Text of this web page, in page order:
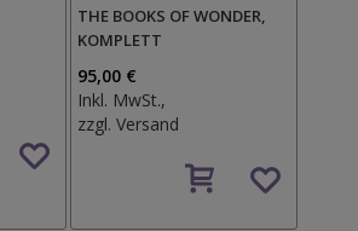
den
THE BOOKS OF WONDER,
KOMPLETT
95,00 €
Inkl. MwSt.,
zzgl.Versand
den